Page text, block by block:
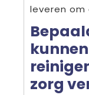
leveren om
zorg